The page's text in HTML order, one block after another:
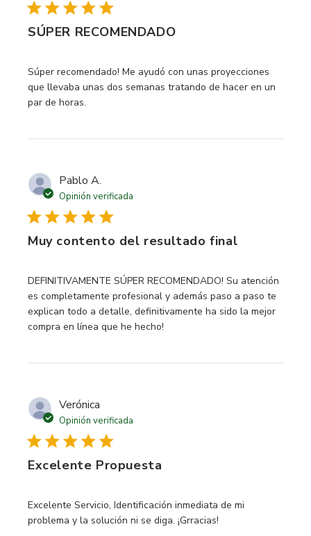
SÚPER RECOMENDADO
Súper recomendado! Me ayudó con unas proyecciones
que llevaba unas dos semanas tratando de hacer en un
par de horas.
read more about review content Súper recomendado! Me
Pablo A.
Opinión verificada
Muy contento del resultado final
DEFINITIVAMENTE SÚPER RECOMENDADO! Su atención
es completamente profesional y además paso a paso te
explican todo a detalle, definitivamente ha sido la mejor
compra en línea que he hecho!
read more about review content DEFINITIVAMENTE
Verónica
Opinión verificada
Excelente Propuesta
Excelente Servicio, Identificación inmediata de mi
problema y la solución ni se diga. ¡Grracias!
read more about review content Excelente Servicio,